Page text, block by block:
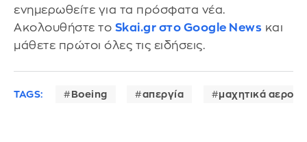
ενημερωθείτε για τα πρόσφατα νέα.
Ακολουθήστε το Skai.gr στο Google News και
μάθετε πρώτοι όλες τις ειδήσεις.
TAGS: Boeing απεργία μαχητικά